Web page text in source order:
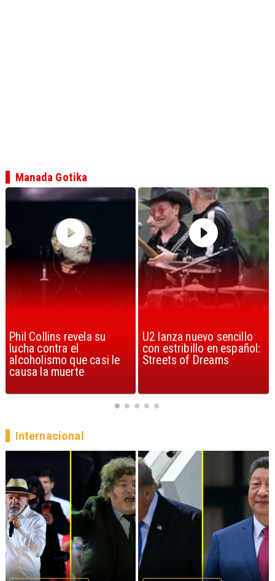
U2 lanza nuevo sencillo
con estribillo en español:
Streets of Dreams
“Africa” de Toto es
considerada la mejor
canción, según la ciencia
Manada Gotika
Internacional